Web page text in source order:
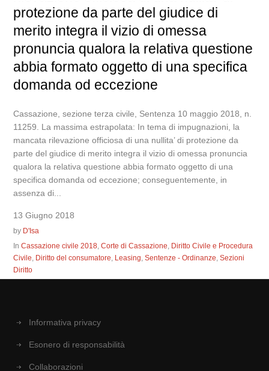
protezione da parte del giudice di
merito integra il vizio di omessa
pronuncia qualora la relativa questione
abbia formato oggetto di una specifica
domanda od eccezione
Cassazione, sezione terza civile, Sentenza 10 maggio 2018, n.
11259. La massima estrapolata: In tema di impugnazioni, la
mancata rilevazione officiosa di una nullita’ di protezione da
parte del giudice di merito integra il vizio di omessa pronuncia
qualora la relativa questione abbia formato oggetto di una
specifica domanda od eccezione; conseguentemente, in
assenza di...
13 Giugno 2018
by D'Isa
InCassazione civile 2018,Corte di Cassazione, Diritto Civile e Procedura
Civile, Diritto del consumatore, Leasing,Sentenze - Ordinanze,Sezioni
Diritto
Informativa privacy
Esonero di responsabilità
Collaborazioni